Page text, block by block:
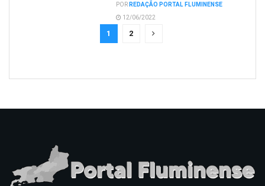
PORREDAÇÃO PORTAL FLUMINENSE
12/06/2022
1 2